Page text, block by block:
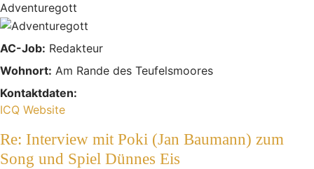
Adventuregott
AC-Job: Redakteur
Wohnort: Am Rande des Teufelsmoores
Kontaktdaten:
Kontaktdaten von Indiana
ICQ Website
Re: Interview mit Poki (Jan Baumann) zum
Song und Spiel Dünnes Eis